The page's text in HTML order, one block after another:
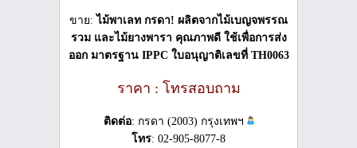
ขาย: ไม้พาเลท กรดา! ผลิตจากไม้เบญจพรรณ
รวม และไม้ยางพารา คุณภาพดี ใช้เพื่อการส่ง
ออก มาตรฐาน IPPC ใบอนุญาติเลขที่ TH0063
ราคา : โทรสอบถาม
ติดต่อ: กรดา (2003) กรุงเทพฯ
โทร: 02-905-8077-8